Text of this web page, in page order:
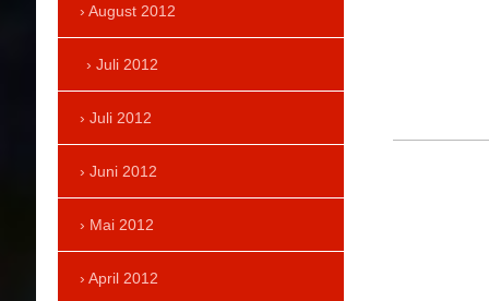
August 2012
Juli 2012
Juli 2012
Juni 2012
Mai 2012
April 2012